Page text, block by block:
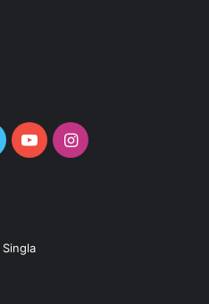
YouTubeInstagram